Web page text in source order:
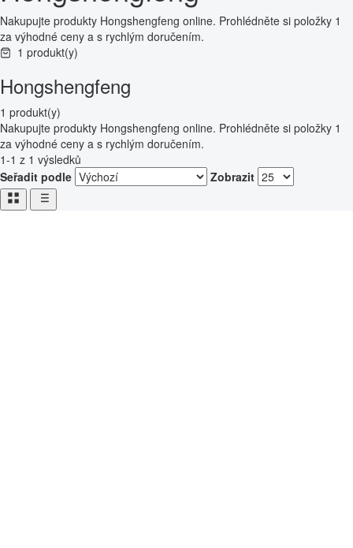
Nakupujte produkty Hongshengfeng online. Prohlédněte si položky 1
za výhodné ceny a s rychlým doručením.
1 produkt(y)
Hongshengfeng
1 produkt(y)
Nakupujte produkty Hongshengfeng online. Prohlédněte si položky 1
za výhodné ceny a s rychlým doručením.
1-1 z 1 výsledků
Seřadit podle
Zobrazit